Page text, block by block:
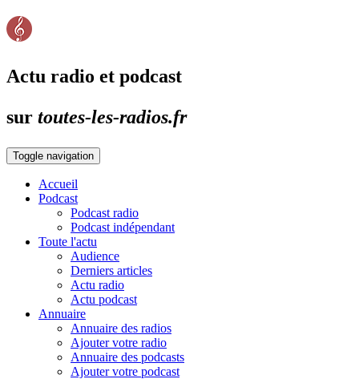
Actu radio et podcast
sur toutes-les-radios.fr
Toggle navigation
Accueil
Podcast
Podcast radio
Podcast indépendant
Toute l'actu
Audience
Derniers articles
Actu radio
Actu podcast
Annuaire
Annuaire des radios
Ajouter votre radio
Annuaire des podcasts
Ajouter votre podcast